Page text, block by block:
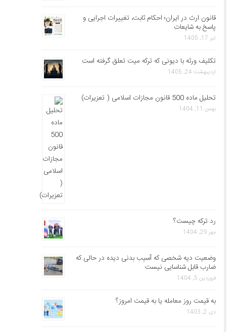
قانون ارث در ایران؛ احکام ثابت، تغییرات اجرایی و
پاسخ به شایعات
تیر 17, 1405
تکلیف ورثه با دیونی که ترکه میت تعلق گرفته است
اردیبهشت 24, 1405
تحلیل ماده 500 قانون مجازات اسلامی ( تعزیرات)
بهمن 11, 1404
رد ترکه چیست؟
مهر 29, 1404
وضعیت دیه شخصی که آسیب بدنی دیده در حالی که
ضارب قابل شناسایی نیست
فروردین 5, 1404
به قیمت روز معامله یا به قیمت امروز؟
دی 2, 1403